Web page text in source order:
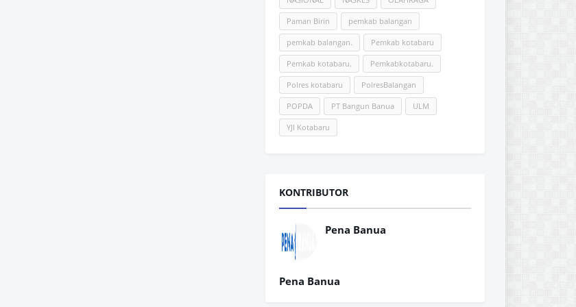
Paman Birin pemkab balangan
pemkab balangan. Pemkab kotabaru
Pemkab kotabaru. Pemkabkotabaru.
Polres kotabaru PolresBalangan
POPDA PT Bangun Banua ULM
YJI Kotabaru
KONTRIBUTOR
Pena Banua
Pena Banua